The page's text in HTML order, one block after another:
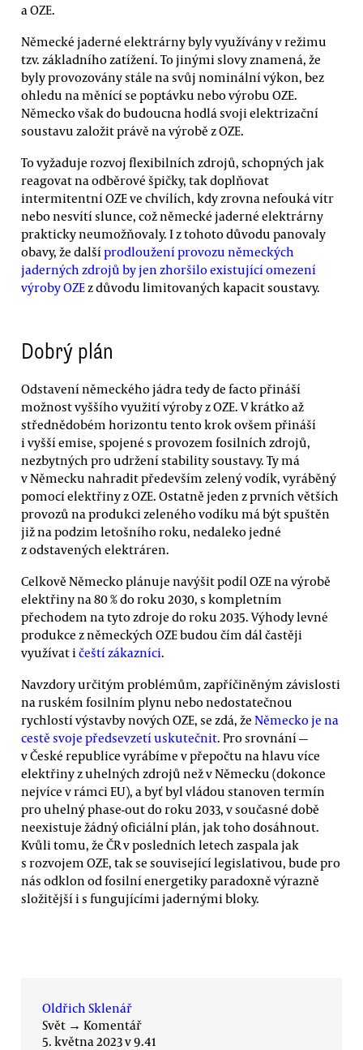
a OZE.
Německé jaderné elektrárny byly využívány v režimu
tzv. základního zatížení. To jinými slovy znamená, že
byly provozovány stále na svůj nominální výkon, bez
ohledu na měnící se poptávku nebo výrobu OZE.
Německo však do budoucna hodlá svoji elektrizační
soustavu založit právě na výrobě z OZE.
To vyžaduje rozvoj flexibilních zdrojů, schopných jak
reagovat na odběrové špičky, tak doplňovat
intermitentní OZE ve chvílích, kdy zrovna nefouká vítr
nebo nesvítí slunce, což německé jaderné elektrárny
prakticky neumožňovaly. I z tohoto důvodu panovaly
obavy, že dalšíprodloužení provozu německých
jaderných zdrojů by jen zhoršilo existující omezení
výroby OZEz důvodu limitovaných kapacit soustavy.
Dobrý plán
Odstavení německého jádra tedy de facto přináší
možnost vyššího využití výroby z OZE. V krátko až
střednědobém horizontu tento krok ovšem přináší
i vyšší emise, spojené s provozem fosilních zdrojů,
nezbytných pro udržení stability soustavy. Ty má
v Německu nahradit především zelený vodík, vyráběný
pomocí elektřiny z OZE. Ostatně jeden z prvních větších
provozů na produkci zeleného vodíku má být spuštěn
již na podzim letošního roku, nedaleko jedné
z odstavených elektráren.
Celkově Německo plánuje navýšit podíl OZE na výrobě
elektřiny na 80 % do roku 2030, s kompletním
přechodem na tyto zdroje do roku 2035. Výhody levné
produkce z německých OZE budou čím dál častěji
využívat i čeští zákazníci.
Navzdory určitým problémům, zapříčiněným závislosti
na ruském fosilním plynu nebo nedostatečnou
rychlostí výstavby nových OZE, se zdá, že Německo je na
cestě svoje předsevzetí uskutečnit. Pro srovnání —
v České republice vyrábíme v přepočtu na hlavu více
elektřiny z uhelných zdrojů než v Německu (dokonce
nejvíce v rámci EU), a byť byl vládou stanoven termín
pro uhelný phase-out do roku 2033, v současné době
neexistuje žádný oficiální plán, jak toho dosáhnout.
Kvůli tomu, že ČR v posledních letech zaspala jak
s rozvojem OZE, tak se související legislativou, bude pro
nás odklon od fosilní energetiky paradoxně výrazně
složitější i s fungujícími jadernými bloky.
Oldřich Sklenář
Svět → Komentář
5. května 2023 v 9.41